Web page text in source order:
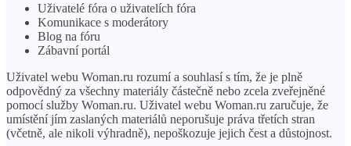
Uživatelé fóra o uživatelích fóra
Komunikace s moderátory
Blog na fóru
Zábavní portál
Uživatel webu Woman.ru rozumí a souhlasí s tím, že je plně
odpovědný za všechny materiály částečně nebo zcela zveřejněné
pomocí služby Woman.ru. Uživatel webu Woman.ru zaručuje, že
umístění jím zaslaných materiálů neporušuje práva třetích stran
(včetně, ale nikoli výhradně), nepoškozuje jejich čest a důstojnost.